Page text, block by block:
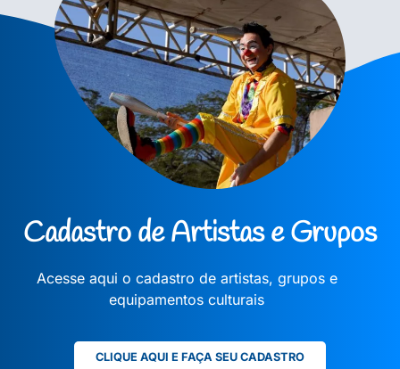
Cadastro de Artistas e Grupos
Acesse aqui o cadastro de artistas, grupos e
equipamentos culturais
CLIQUE AQUI E FAÇA SEU CADASTRO